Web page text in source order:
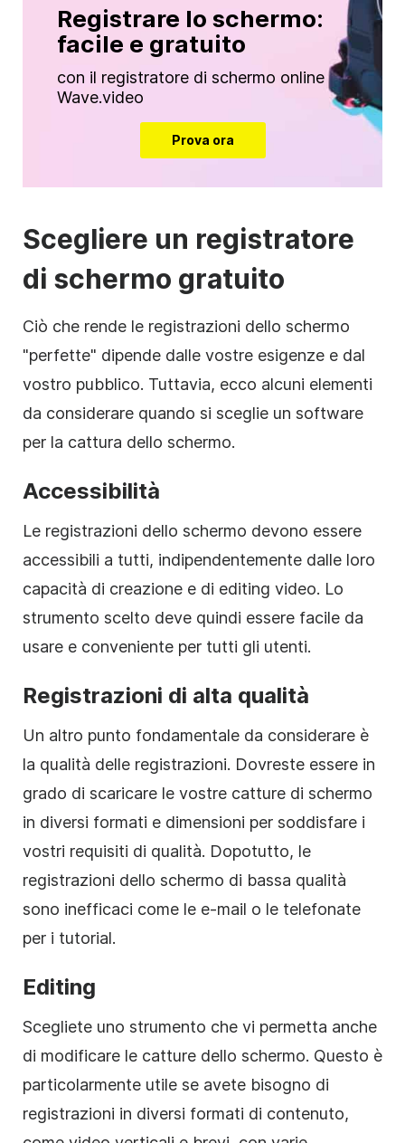
Registrare lo schermo:
facile e gratuito
con il registratore di schermo online
Wave.video
Prova ora
Scegliere un registratore
di schermo gratuito
Ciò che rende le registrazioni dello schermo
"perfette" dipende dalle vostre esigenze e dal
vostro pubblico. Tuttavia, ecco alcuni elementi
da considerare quando si sceglie un software
per la cattura dello schermo.
Accessibilità
Le registrazioni dello schermo devono essere
accessibili a tutti, indipendentemente dalle loro
capacità di creazione e di editing video. Lo
strumento scelto deve quindi essere facile da
usare e conveniente per tutti gli utenti.
Registrazioni di alta qualità
Un altro punto fondamentale da considerare è
la qualità delle registrazioni. Dovreste essere in
grado di scaricare le vostre catture di schermo
in diversi formati e dimensioni per soddisfare i
vostri requisiti di qualità. Dopotutto, le
registrazioni dello schermo di bassa qualità
sono inefficaci come le e-mail o le telefonate
per i tutorial.
Editing
Scegliete uno strumento che vi permetta anche
di modificare le catture dello schermo. Questo è
particolarmente utile se avete bisogno di
registrazioni in diversi formati di contenuto,